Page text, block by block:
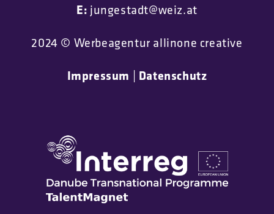
E: jungestadt@weiz.at
2024 © Werbeagentur allinone creative
Impressum | Datenschutz